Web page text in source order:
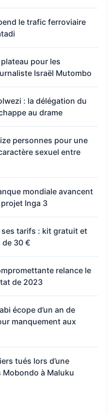
le trafic ferroviaire
pour les
Israël Mutombo
: la délégation du
au drame
personnes pour une
sexuel entre
mondiale avancent
Inga 3
tarifs : kit gratuit et
de 30 €
relance le
de 2023
écope d’un an de
manquement aux
tués lors d’une
à Maluku